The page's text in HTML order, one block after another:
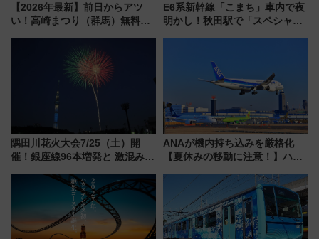
【2026年最新】前日からアツ
い！高崎まつり（群馬）無料観
E6系新幹線「こまち」車内で夜
明かし！秋田駅で「スペシャル
隅田川花火大会7/25（土）開
催！銀座線96本増発と 激混みの
アクセス攻略法、2万発の花火が
ANAが機内持ち込みを厳格化
【夏休みの移動に注意！】ハン
「身の回り品」新サイズ制限
(40×30×20cm)おさらい